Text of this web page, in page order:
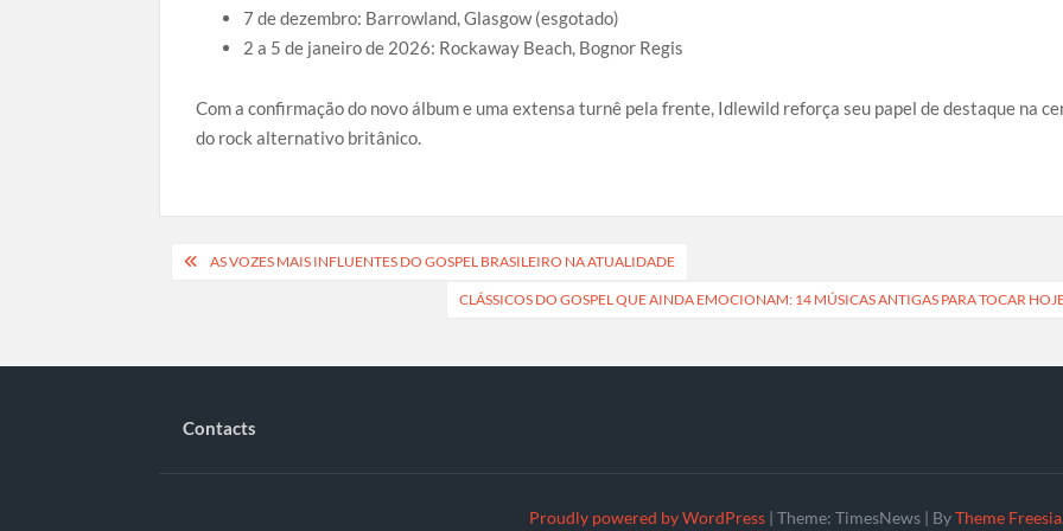
7 de dezembro: Barrowland, Glasgow (esgotado)
2 a 5 de janeiro de 2026: Rockaway Beach, Bognor Regis
Com a confirmação do novo álbum e uma extensa turnê pela frente, Idlewild reforça seu papel de destaque na
do rock alternativo britânico.
Navegação
AS VOZES MAIS INFLUENTES DO GOSPEL BRASILEIRO NA ATUALIDADE
CLÁSSICOS DO GOSPEL QUE AINDA EMOCIONAM: 14 MÚSICAS ANTIGAS PARA TOCAR
Contacts
Proudly powered by WordPress | Theme: TimesNews | ByTheme Freesia